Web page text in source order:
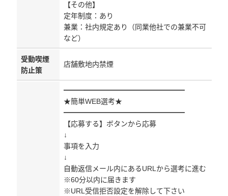
【その他】
定年制度：あり
兼業：社内規定あり（同業他社での兼業不可
など）
受動喫煙
防止策
店舗敷地内禁煙
━━━━━━━━━━━━━━━━━
★簡単WEB選考★
━━━━━━━━━━━━━━━━━
【応募する】ボタンから応募
↓
事項を入力
↓
自動返信メール内にあるURLから選考に進む
※60分以内に届きます
※URL受信拒否設定を解除して下さい